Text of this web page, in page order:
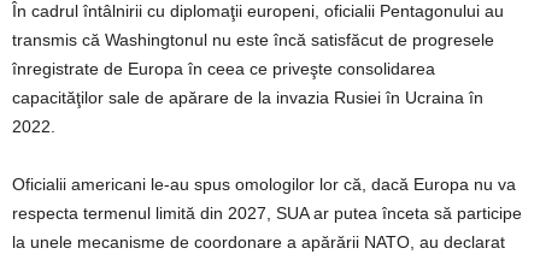
În cadrul întâlnirii cu diplomaţii europeni, oficialii Pentagonului au
transmis că Washingtonul nu este încă satisfăcut de progresele
înregistrate de Europa în ceea ce priveşte consolidarea
capacităţilor sale de apărare de la invazia Rusiei în Ucraina în
2022.
Oficialii americani le-au spus omologilor lor că, dacă Europa nu va
respecta termenul limită din 2027, SUA ar putea înceta să participe
la unele mecanisme de coordonare a apărării NATO, au declarat